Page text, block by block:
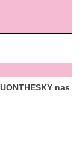
nas